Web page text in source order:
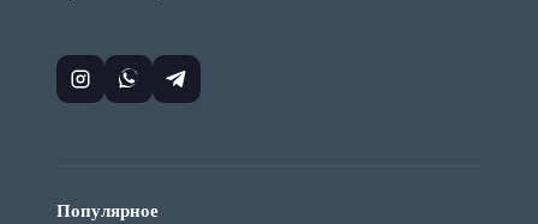
Популярное